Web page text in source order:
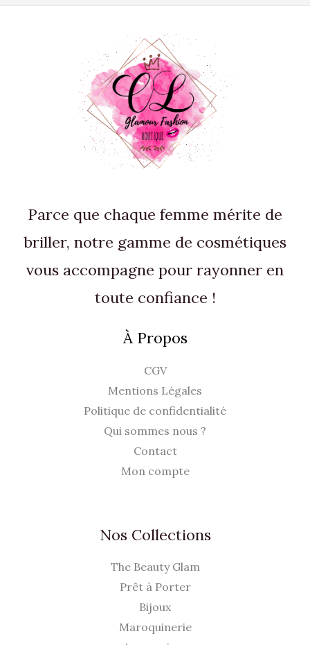
Parce que chaque femme mérite de
briller, notre gamme de cosmétiques
vous accompagne pour rayonner en
toute confiance !
À Propos
CGV
Mentions Légales
Politique de confidentialité
Qui sommes nous ?
Contact
Mon compte
Nos Collections
The Beauty Glam
Prêt à Porter
Bijoux
Maroquinerie